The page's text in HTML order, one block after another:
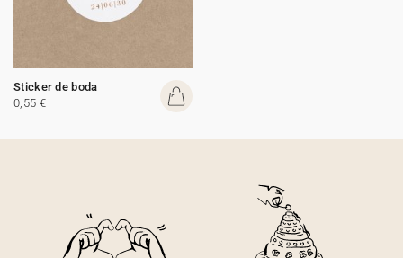
Sticker de boda
0,55 €